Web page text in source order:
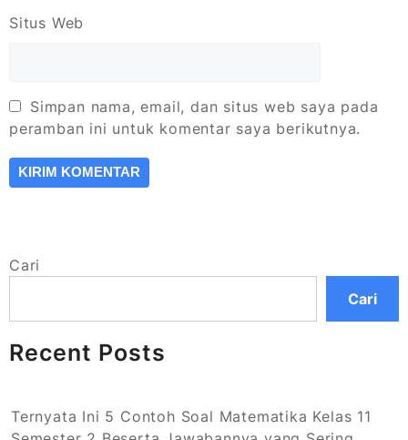
Situs Web
Simpan nama, email, dan situs web saya pada
peramban ini untuk komentar saya berikutnya.
Cari
Cari
Recent Posts
Ternyata Ini 5 Contoh Soal Matematika Kelas 11